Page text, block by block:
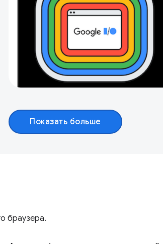
Показать больше
браузера.